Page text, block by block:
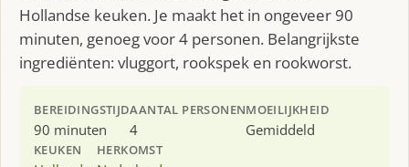
Hollandse keuken. Je maakt het in ongeveer 90
minuten, genoeg voor 4 personen. Belangrijkste
ingrediënten: vluggort, rookspek en rookworst.
BEREIDINGSTIJD
90 minuten
AANTAL PERSONEN
4
MOEILIJKHEID
Gemiddeld
KEUKEN HERKOMST